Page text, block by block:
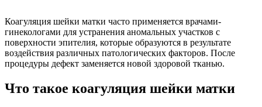
Коагуляция шейки матки часто применяется врачами-
гинекологами для устранения аномальных участков с
поверхности эпителия, которые образуются в результате
воздействия различных патологических факторов. После
процедуры дефект заменяется новой здоровой тканью.
Что такое коагуляция шейки матки